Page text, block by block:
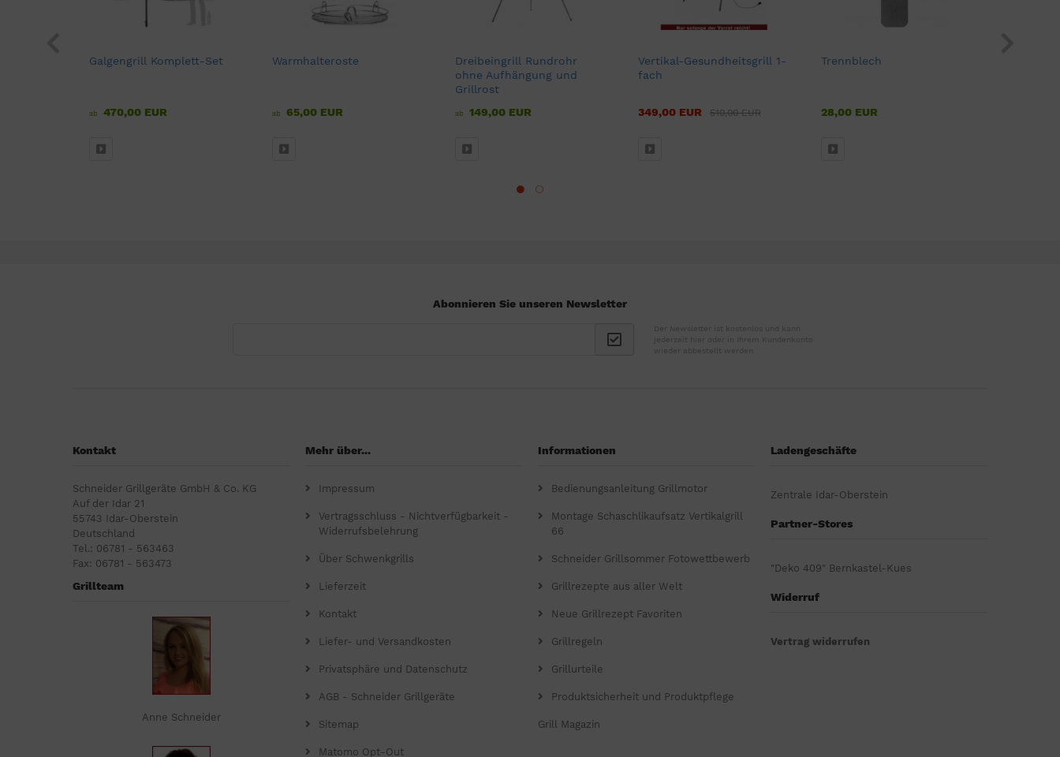
Galgengrill Komplett-Set
ab 470,00 EUR
Warmhalteroste
ab 65,00 EUR
Dreibeingrill Rundrohr
ohne Aufhängung und
Grillrost
ab 149,00 EUR
Vertikal-Gesundheitsgrill 1-
fach
349,00 EUR 510,00 EUR
Trennblech
28,00 EUR
Abonnieren Sie unseren Newsletter
Der Newsletter ist kostenlos und kann
jederzeit hier oder in Ihrem Kundenkonto
wieder abbestellt werden.
Kontakt
Schneider Grillgeräte GmbH & Co. KG
Auf der Idar 21
55743 Idar-Oberstein
Deutschland
Tel.: 06781 - 563463
Fax: 06781 - 563473
Grillteam
Anne Schneider
Mehr über...
Impressum
Vertragsschluss - Nichtverfügbarkeit -
Widerrufsbelehrung
Über Schwenkgrills
Lieferzeit
Kontakt
Liefer- und Versandkosten
Privatsphäre und Datenschutz
AGB - Schneider Grillgeräte
Sitemap
Matomo Opt-Out
Informationen
Bedienungsanleitung Grillmotor
Montage Schaschlikaufsatz Vertikalgrill
66
Schneider Grillsommer Fotowettbewerb
Grillrezepte aus aller Welt
Neue Grillrezept Favoriten
Grillregeln
Grillurteile
Produktsicherheit und Produktpflege
Grill Magazin
Ladengeschäfte
Zentrale Idar-Oberstein
Partner-Stores
"Deko 409" Bernkastel-Kues
Widerruf
Vertrag widerrufen